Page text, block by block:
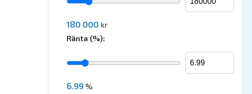
180 000 kr
Ränta (%):
6.99 %